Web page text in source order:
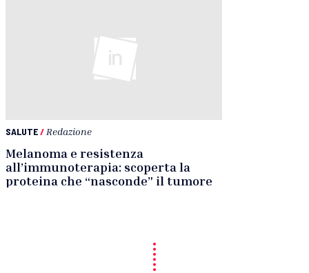
SALUTE/ Redazione
Melanoma e resistenza
all’immunoterapia: scoperta la
proteina che “nasconde” il tumore